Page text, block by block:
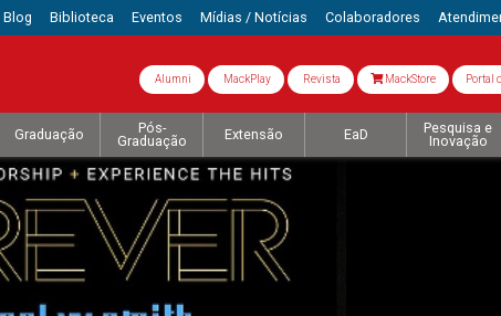
Blog Biblioteca Eventos Mídias / Notícias Colaboradores
Alumni MackPlay Revista MackStore Portal
Graduação
Pós-
Graduação
Extensão EaD
Pesquisa e
Inovação